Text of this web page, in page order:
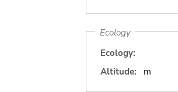
Ecology
Ecology:
Altitude:
m